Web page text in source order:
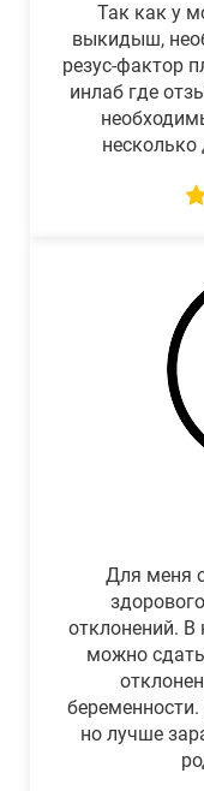
Так как у
выкидыш,
резус-фактор
инлаб где
несколько
Для меня
отклонений. В
можно
но лучше